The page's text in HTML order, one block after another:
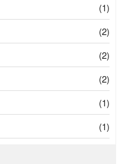
(1)
(2)
(2)
(2)
(1)
(1)